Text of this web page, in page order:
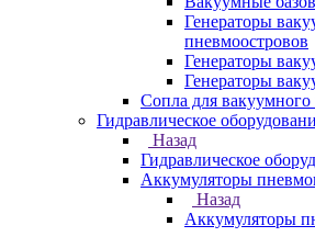
Генераторы
пневмоостровов
Генераторы
Генераторы
Сопла для вакуумного
Гидравлическое
Назад
Гидравлическое
Аккумуляторы
Назад
Аккумуляторы